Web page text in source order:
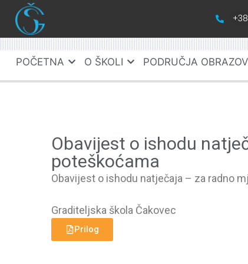
POČETNA O ŠKOLI PODRUČJA
Obavijest o ishodu
poteškoćama
Obavijest o ishodu natječaja – za radno
Graditeljska škola Čakovec
Prilog